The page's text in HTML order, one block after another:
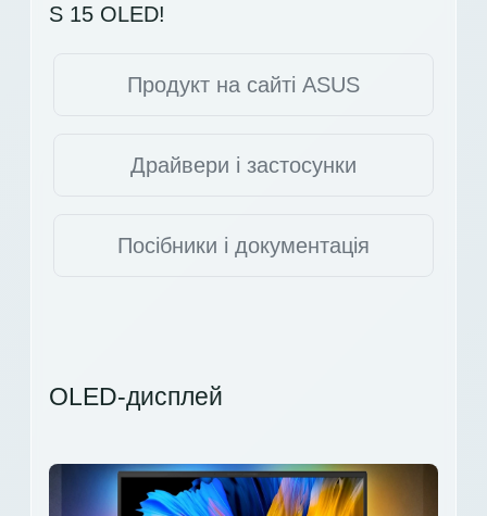
S 15 OLED!
Продукт на сайті ASUS
Драйвери і застосунки
Посібники і документація
OLED-дисплей